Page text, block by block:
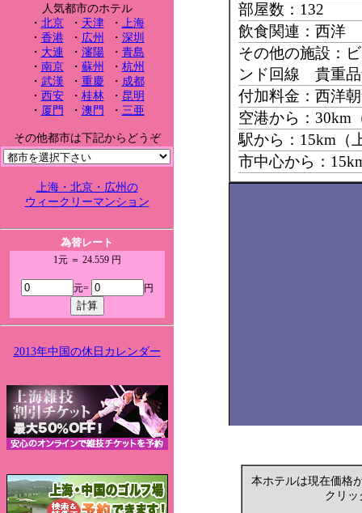
人気都市のホテル
・ 北京・ 天津・ 上海
・ 香港・ 広州 ・ 深圳
・ 大連 ・ 瀋陽・ 青島
・ 南京・ 蘇州 ・ 杭州
・ 武漢 ・ 重慶 ・ 成都
・ 西安・ 桂林・ 昆明
・ 厦門 ・ 澳門 ・ 三亜
その他都市は下記からどうぞ
上海・北京・広州の
ウィークリーマンション
為替レート
1元 ＝ 24.559 円
元= 円
2013年中国の休日カレンダー
部屋数：132
飲食関連：西洋
その他の施設：
ンド回線 貴重
付加料金：西洋
空港から：30km
駅から：15km（
市中心から：
本ホテルは現在価格
クリッ